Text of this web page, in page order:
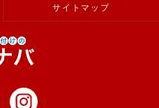
サイトマップ